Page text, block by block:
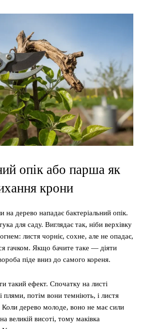
опік або парша як
крони
дерево нападає бактеріальний опік.
для саду. Виглядає так, ніби верхівку
листя чорніє, сохне, але не опадає,
гачком. Якщо бачите таке — діяти
піде вниз до самого кореня.
такий ефект. Спочатку на листі
плями, потім вони темніють, і листя
Коли дерево молоде, воно не має сили
великій висоті, тому маківка